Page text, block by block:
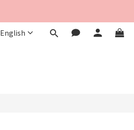
English
BUY NOW